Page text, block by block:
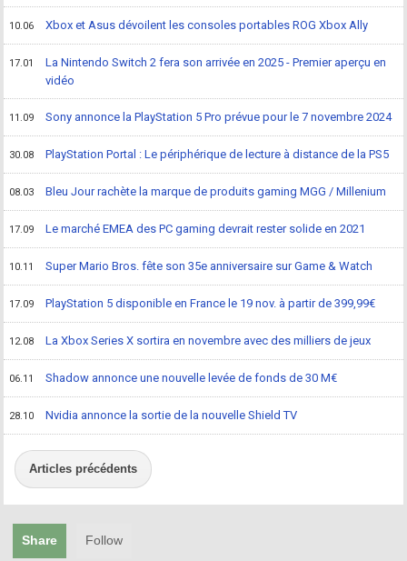
10.06 Xbox et Asus dévoilent les consoles portables ROG Xbox Ally
17.01
La Nintendo Switch 2 fera son arrivée en 2025 - Premier aperçu en
vidéo
11.09 Sony annonce la PlayStation 5 Pro prévue pour le 7 novembre 2024
30.08 PlayStation Portal : Le périphérique de lecture à distance de la PS5
08.03 Bleu Jour rachète la marque de produits gaming MGG / Millenium
17.09 Le marché EMEA des PC gaming devrait rester solide en 2021
10.11 Super Mario Bros. fête son 35e anniversaire sur Game & Watch
17.09 PlayStation 5 disponible en France le 19 nov. à partir de 399,99€
12.08 La Xbox Series X sortira en novembre avec des milliers de jeux
06.11 Shadow annonce une nouvelle levée de fonds de 30 M€
28.10 Nvidia annonce la sortie de la nouvelle Shield TV
Articles précédents
Share Follow